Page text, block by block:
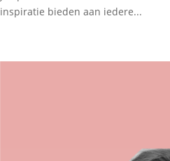
inspiratie bieden aan iedere...